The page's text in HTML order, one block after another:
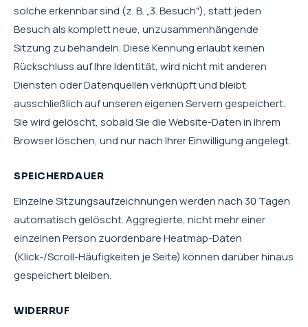
solche erkennbar sind (z. B. „3. Besuch"), statt jeden
Besuch als komplett neue, unzusammenhängende
Sitzung zu behandeln. Diese Kennung erlaubt keinen
Rückschluss auf Ihre Identität, wird nicht mit anderen
Diensten oder Datenquellen verknüpft und bleibt
ausschließlich auf unseren eigenen Servern gespeichert.
Sie wird gelöscht, sobald Sie die Website-Daten in Ihrem
Browser löschen, und nur nach Ihrer Einwilligung angelegt.
SPEICHERDAUER
Einzelne Sitzungsaufzeichnungen werden nach 30 Tagen
automatisch gelöscht. Aggregierte, nicht mehr einer
einzelnen Person zuordenbare Heatmap-Daten
(Klick-/Scroll-Häufigkeiten je Seite) können darüber hinaus
gespeichert bleiben.
WIDERRUF